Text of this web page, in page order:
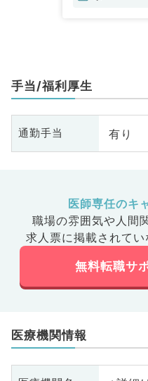
手当/福利厚生
通勤手当 有り
医師専任のキ
職場の雰囲気や人間
求人票に掲載されてい
無料転職サ
医療機関情報